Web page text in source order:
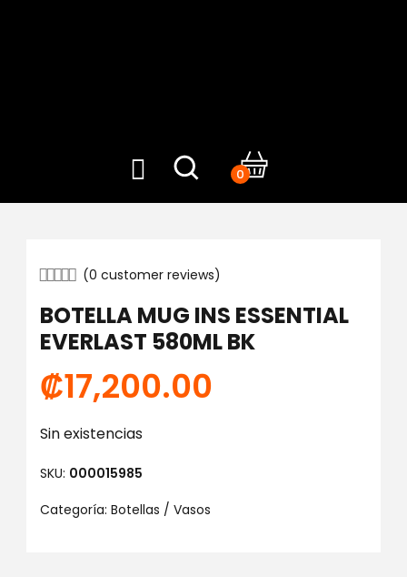
0
(0 customer reviews)
BOTELLA MUG INS ESSENTIAL
EVERLAST 580ML BK
₡17,200.00
Sin existencias
SKU: 000015985
Categoría: Botellas / Vasos